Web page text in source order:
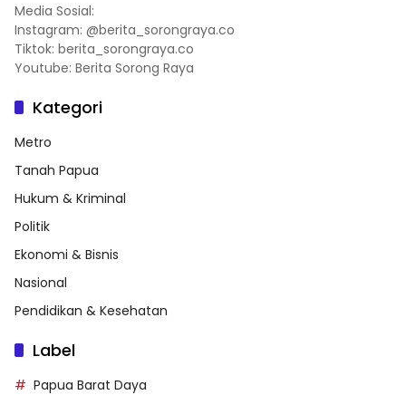
Media Sosial:
Instagram: @berita_sorongraya.co
Tiktok: berita_sorongraya.co
Youtube: Berita Sorong Raya
Kategori
Metro
Tanah Papua
Hukum & Kriminal
Politik
Ekonomi & Bisnis
Nasional
Pendidikan & Kesehatan
Label
Papua Barat Daya